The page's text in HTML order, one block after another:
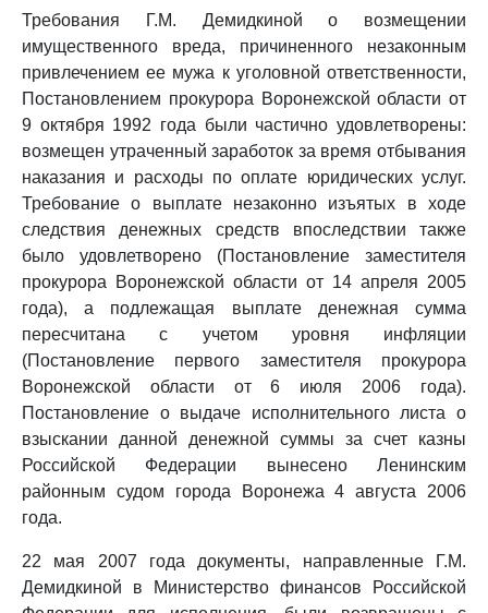
Требования Г.М. Демидкиной о возмещении
имущественного вреда, причиненного незаконным
привлечением ее мужа к уголовной ответственности,
Постановлением прокурора Воронежской области от
9 октября 1992 года были частично удовлетворены:
возмещен утраченный заработок за время отбывания
наказания и расходы по оплате юридических услуг.
Требование о выплате незаконно изъятых в ходе
следствия денежных средств впоследствии также
было удовлетворено (Постановление заместителя
прокурора Воронежской области от 14 апреля 2005
года), а подлежащая выплате денежная сумма
пересчитана с учетом уровня инфляции
(Постановление первого заместителя прокурора
Воронежской области от 6 июля 2006 года).
Постановление о выдаче исполнительного листа о
взыскании данной денежной суммы за счет казны
Российской Федерации вынесено Ленинским
районным судом города Воронежа 4 августа 2006
года.
22 мая 2007 года документы, направленные Г.М.
Демидкиной в Министерство финансов Российской